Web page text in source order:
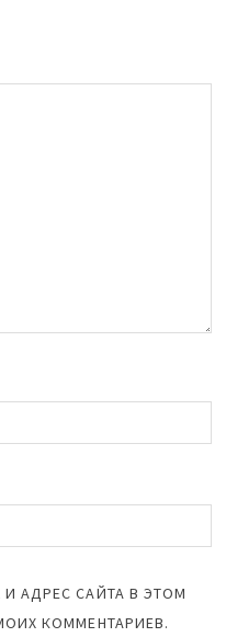
И АДРЕС САЙТА В ЭТОМ
КОММЕНТАРИЕВ.